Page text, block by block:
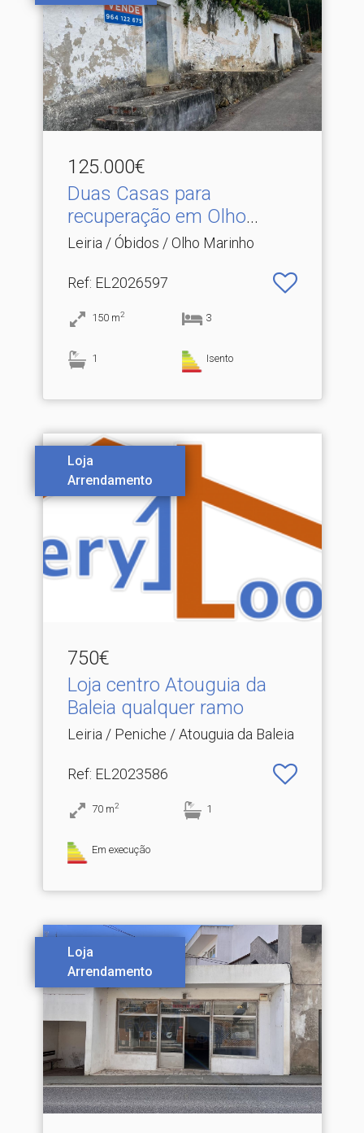
125.000€
Duas Casas para
recuperação em Olho
Marinho
Leiria / Óbidos / Olho Marinho
Ref: EL2026597
150 m2 3
1 Isento
Loja
Arrendamento
750€
Loja centro Atouguia da
Baleia qualquer ramo
Leiria / Peniche / Atouguia da Baleia
Ref: EL2023586
70 m2 1
Em execução
Loja
Arrendamento